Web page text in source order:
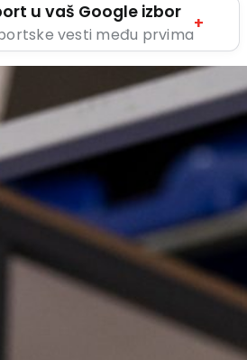
u vaš Google izbor
vesti među prvima
+